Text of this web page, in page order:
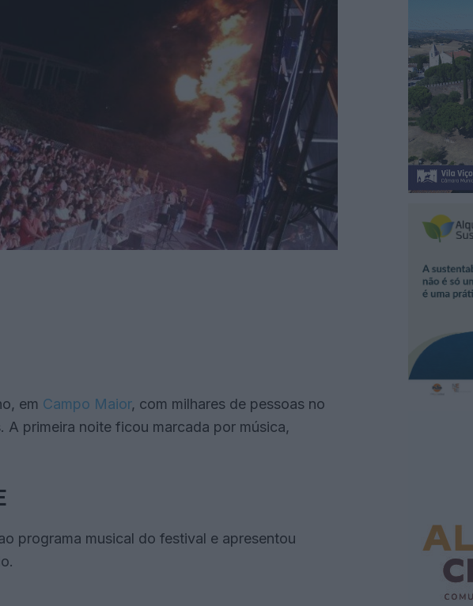
em Campo Maior, com milhares de pessoas no
A primeira noite ficou marcada por música,
programa musical do festival e apresentou